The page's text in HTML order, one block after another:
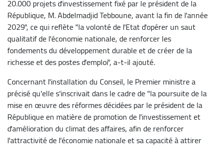
20.000 projets d'investissement fixé par le président de la
République, M. Abdelmadjid Tebboune, avant la fin de l'année
2029", ce qui reflète "la volonté de l'Etat d'opérer un saut
qualitatif de l'économie nationale, de renforcer les
fondements du développement durable et de créer de la
richesse et des postes d'emploi", a-t-il ajouté.
Concernant l'installation du Conseil, le Premier ministre a
précisé qu'elle s'inscrivait dans le cadre de "la poursuite de la
mise en œuvre des réformes décidées par le président de la
République en matière de promotion de l'investissement et
d'amélioration du climat des affaires, afin de renforcer
l'attractivité de l'économie nationale et sa capacité à attirer